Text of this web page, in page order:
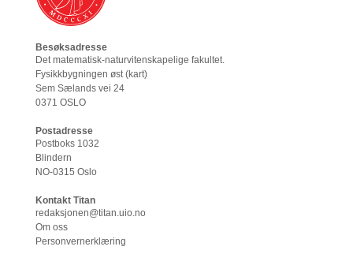
Besøksadresse
Det matematisk-naturvitenskapelige fakultet.
Fysikkbygningen øst (kart)
Sem Sælands vei 24
0371 OSLO
Postadresse
Postboks 1032
Blindern
NO-0315 Oslo
Kontakt Titan
redaksjonen@titan.uio.no
Om oss
Personvernerklæring